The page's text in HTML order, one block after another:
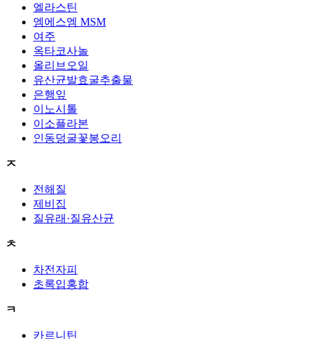
엘라스틴
엠에스엠 MSM
여주
옥타코사놀
올리브오일
유산균발효굴추출물
은행잎
이노시톨
이소플라본
인동덩굴꽃봉오리
ㅈ
전해질
제비집
질유래·질유산균
ㅊ
차전자피
초록입홍합
ㅋ
카르니틴